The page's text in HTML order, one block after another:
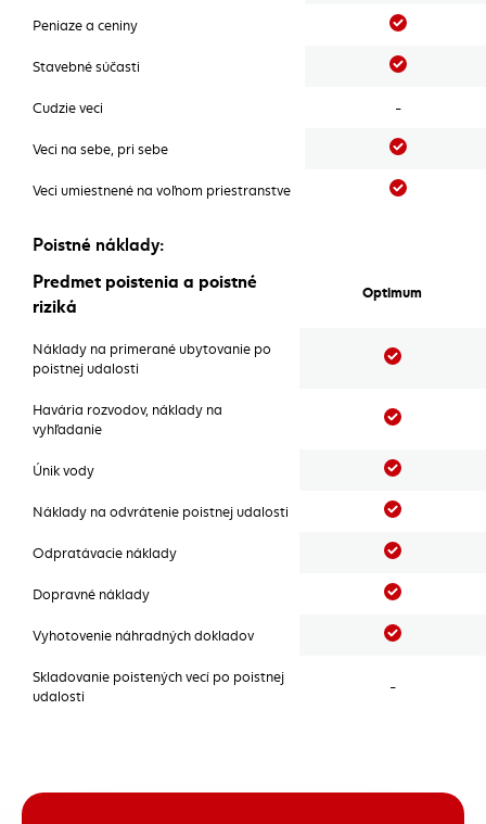
Peniaze a ceniny Áno
Stavebné súčasti Áno
Cudzie veci -
Veci na sebe, pri sebe Áno
Veci umiestnené na voľnom priestranstve Áno
Poistné náklady:
Predmet poistenia a poistné
riziká
Optimum
Náklady na primerané ubytovanie po
poistnej udalosti
Áno
Havária rozvodov, náklady na
vyhľadanie
Áno
Únik vody Áno
Náklady na odvrátenie poistnej udalosti Áno
Odpratávacie náklady Áno
Dopravné náklady Áno
Vyhotovenie náhradných dokladov Áno
Skladovanie poistených vecí po poistnej
udalosti
-